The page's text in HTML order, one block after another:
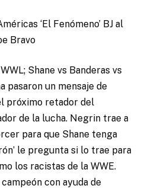
‘El Fenómeno’ BJ al
Bravo
Shane vs Banderas vs
pasaron un mensaje de
próximo retador del
de la lucha. Negrin trae a
para que Shane tenga
le pregunta si lo trae para
los racistas de la WWE.
con ayuda de